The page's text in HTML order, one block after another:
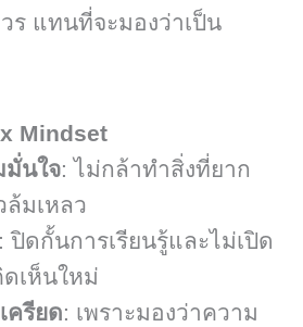
ร แทนที่จะมองว่าเป็น
Mindset
นใจ: ไม่กล้าทำสิ่งที่ยาก
ล้มเหลว
: ปิดกั้นการเรียนรู้และไม่เปิด
เห็นใหม่
ครียด: เพราะมองว่าความ